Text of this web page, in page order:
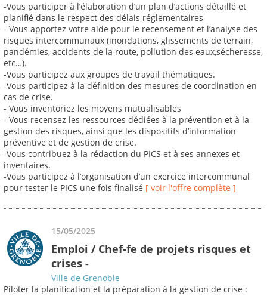
-Vous participer à l’élaboration d’un plan d’actions détaillé et
planifié dans le respect des délais réglementaires
- Vous apportez votre aide pour le recensement et l’analyse des
risques intercommunaux (inondations, glissements de terrain,
pandémies, accidents de la route, pollution des eaux,sécheresse,
etc…).
-Vous participez aux groupes de travail thématiques.
-Vous participez à la définition des mesures de coordination en
cas de crise.
- Vous inventoriez les moyens mutualisables
- Vous recensez les ressources dédiées à la prévention et à la
gestion des risques, ainsi que les dispositifs d’information
préventive et de gestion de crise.
-Vous contribuez à la rédaction du PICS et à ses annexes et
inventaires.
-Vous participez à l’organisation d’un exercice intercommunal
pour tester le PICS une fois finalisé [ voir l'offre complète ]
15/05/2025
Emploi / Chef-fe de projets risques et
crises -
Ville de Grenoble
Piloter la planification et la préparation à la gestion de crise :